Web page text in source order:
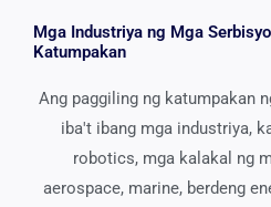
Mga Industriya ng Mga
Katumpakan
Ang paggiling ng katumpakan
iba't ibang mga industriya,
robotics, mga kalakal ng
aerospace, marine, berdeng